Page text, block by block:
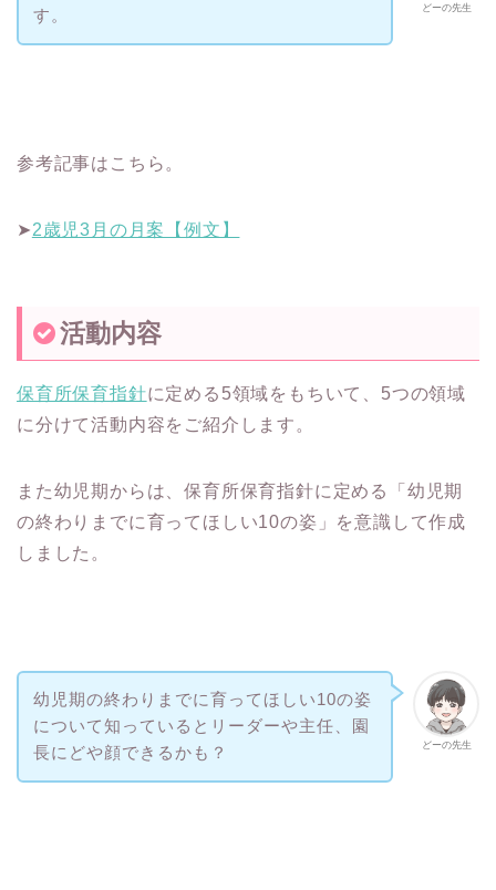
どーの先生
す。
参考記事はこちら。
➤2歳児3月の月案【例文】
活動内容
保育所保育指針に定める5領域をもちいて、5つの領域
に分けて活動内容をご紹介します。
また幼児期からは、保育所保育指針に定める「幼児期
の終わりまでに育ってほしい10の姿」を意識して作成
しました。
どーの先生
幼児期の終わりまでに育ってほしい10の姿
について知っているとリーダーや主任、園
長にどや顔できるかも？